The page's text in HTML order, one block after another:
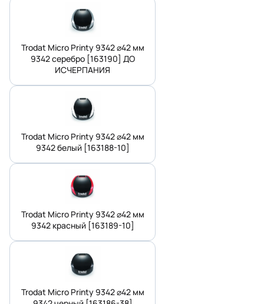
Trodat Micro Printy 9342 ⌀42 мм
9342 серебро [163190] ДО
ИСЧЕРПАНИЯ
Trodat Micro Printy 9342 ⌀42 мм
9342 белый [163188-10]
Trodat Micro Printy 9342 ⌀42 мм
9342 красный [163189-10]
Trodat Micro Printy 9342 ⌀42 мм